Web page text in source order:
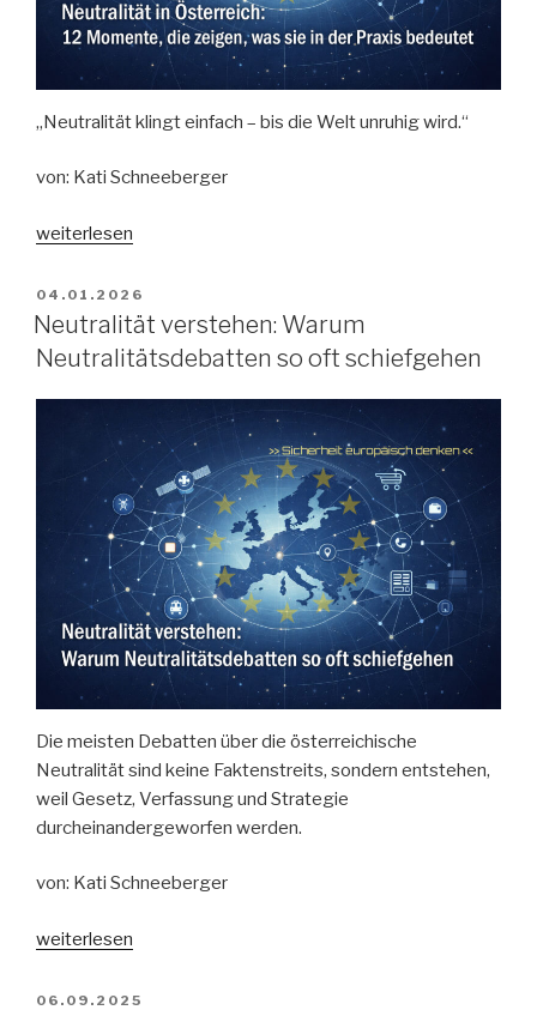
„Neutralität klingt einfach – bis die Welt unruhig wird.“
von: Kati Schneeberger
„Neutralität
Österreich:
12
Momente,
zeigen,
Praxis
bedeutet“
weiterlesen
VERÖFFENTLICHT
AM
04.01.2026
Neutralität verstehen: Warum
Neutralitätsdebatten so oft schiefgehen
Die meisten Debatten über die österreichische
Neutralität sind keine Faktenstreits, sondern entstehen,
weil Gesetz, Verfassung und Strategie
durcheinandergeworfen werden.
von: Kati Schneeberger
„Neutralität
Warum
weiterlesen
VERÖFFENTLICHT
06.09.2025